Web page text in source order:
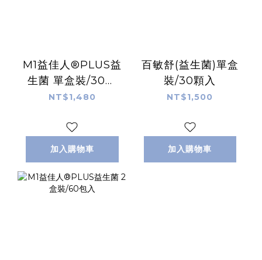
M1益佳人®PLUS益
生菌 單盒裝/30包
入
NT$1,480
加入購物車
百敏舒(益生菌)單盒
裝/30顆入
NT$1,500
加入購物車